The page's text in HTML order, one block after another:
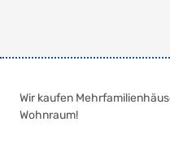
Wir kaufen
Wohnraum!